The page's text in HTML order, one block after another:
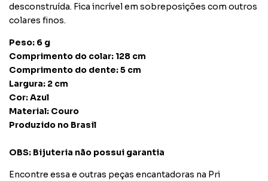
desconstruída. Fica incrívelem sobreposições com outros
colares finos.
Peso: 6 g
Comprimento do colar: 128 cm
Comprimento do dente:5 cm
Largura: 2 cm
Cor:Azul
Material: Couro
Produzido no Brasil
OBS: Bijuteria não possui garantia
Encontre essa e outras peças encantadoras na Pri